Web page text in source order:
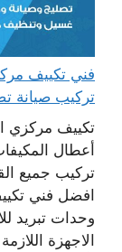
تركيب صيانة
تكييف مركزي
أعطال
تركيب جميع
افضل فني
وحدات تبريد
الاجهزة